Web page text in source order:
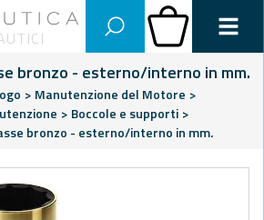
Carrello
bronzo - esterno/interno in mm.
> Manutenzione del Motore >
> Boccole e supporti >
bronzo - esterno/interno in mm.